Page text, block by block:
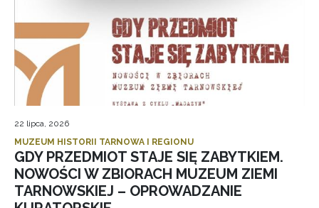
22 lipca, 2026
MUZEUM HISTORII TARNOWA I REGIONU
GDY PRZEDMIOT STAJE SIĘ ZABYTKIEM.
NOWOŚCI W ZBIORACH MUZEUM ZIEMI
TARNOWSKIEJ – OPROWADZANIE